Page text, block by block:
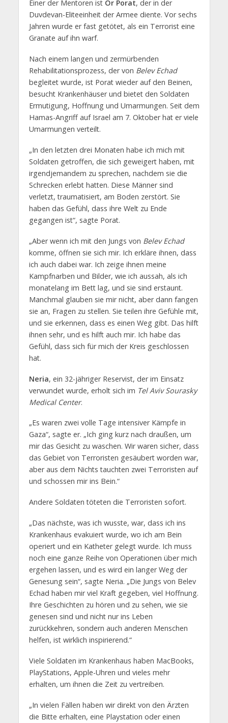
Einer der Mentoren ist Or Porat, der in der
Duvdevan-Eliteeinheit der Armee diente. Vor sechs
Jahren wurde er fast getötet, als ein Terrorist eine
Granate auf ihn warf.
Nach einem langen und zermürbenden
Rehabilitationsprozess, der von Belev Echad
begleitet wurde, ist Porat wieder auf den Beinen,
besucht Krankenhäuser und bietet den Soldaten
Ermutigung, Hoffnung und Umarmungen. Seit dem
Hamas-Angriff auf Israel am 7. Oktober hat er viele
Umarmungen verteilt.
„In den letzten drei Monaten habe ich mich mit
Soldaten getroffen, die sich geweigert haben, mit
irgendjemandem zu sprechen, nachdem sie die
Schrecken erlebt hatten. Diese Männer sind
verletzt, traumatisiert, am Boden zerstört. Sie
haben das Gefühl, dass ihre Welt zu Ende
gegangen ist“, sagte Porat.
„Aber wenn ich mit den Jungs von Belev Echad
komme, öffnen sie sich mir. Ich erkläre ihnen, dass
ich auch dabei war. Ich zeige ihnen meine
Kampfnarben und Bilder, wie ich aussah, als ich
monatelang im Bett lag, und sie sind erstaunt.
Manchmal glauben sie mir nicht, aber dann fangen
sie an, Fragen zu stellen. Sie teilen ihre Gefühle mit,
und sie erkennen, dass es einen Weg gibt. Das hilft
ihnen sehr, und es hilft auch mir. Ich habe das
Gefühl, dass sich für mich der Kreis geschlossen
hat.
Neria, ein 32-jähriger Reservist, der im Einsatz
verwundet wurde, erholt sich im Tel Aviv Sourasky
Medical Center.
„Es waren zwei volle Tage intensiver Kämpfe in
Gaza“, sagte er. „Ich ging kurz nach draußen, um
mir das Gesicht zu waschen. Wir waren sicher, dass
das Gebiet von Terroristen gesäubert worden war,
aber aus dem Nichts tauchten zwei Terroristen auf
und schossen mir ins Bein.“
Andere Soldaten töteten die Terroristen sofort.
„Das nächste, was ich wusste, war, dass ich ins
Krankenhaus evakuiert wurde, wo ich am Bein
operiert und ein Katheter gelegt wurde. Ich muss
noch eine ganze Reihe von Operationen über mich
ergehen lassen, und es wird ein langer Weg der
Genesung sein“, sagte Neria. „Die Jungs von Belev
Echad haben mir viel Kraft gegeben, viel Hoffnung.
Ihre Geschichten zu hören und zu sehen, wie sie
genesen sind und nicht nur ins Leben
zurückkehren, sondern auch anderen Menschen
helfen, ist wirklich inspirierend.“
Viele Soldaten im Krankenhaus haben MacBooks,
PlayStations, Apple-Uhren und vieles mehr
erhalten, um ihnen die Zeit zu vertreiben.
„In vielen Fällen haben wir direkt von den Ärzten
die Bitte erhalten, eine Playstation oder einen